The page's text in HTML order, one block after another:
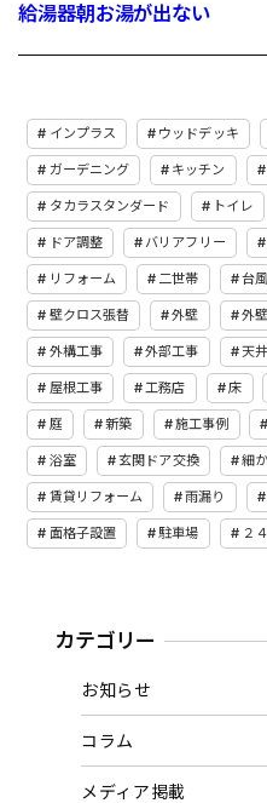
給湯器朝お湯が出ない
インプラス ウッドデッキ
ガーデニング キッチン
タカラスタンダード トイレ
ドア調整 バリアフリー
リフォーム 二世帯 台風
壁クロス張替 外壁 外
外構工事 外部工事 天井
屋根工事 工務店 床
庭 新築 施工事例
浴室 玄関ドア交換 細
賃貸リフォーム 雨漏り
面格子設置 駐車場 ２
カテゴリー
お知らせ
コラム
メディア掲載